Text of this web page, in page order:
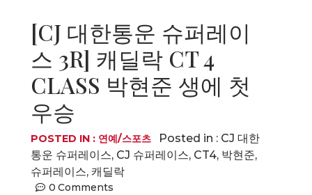
[CJ 대한통운 슈퍼레이
스 3R] 캐딜락 CT 4
CLASS 박현준 생에 첫
우승
POSTED IN : 연예/스포츠 Posted in : CJ 대한
통운 슈퍼레이스, CJ 슈퍼레이스, CT4, 박현준,
슈퍼레이스, 캐딜락
0 Comments